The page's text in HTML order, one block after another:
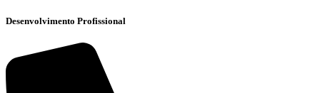
Desenvolvimento Profissional